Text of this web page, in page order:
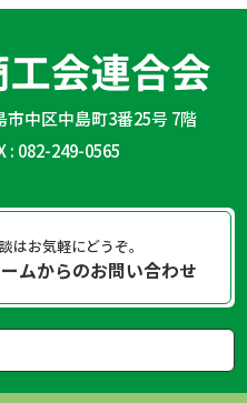
市中区中島町3番25号 7階
: 082-249-0565
はお気軽にどうぞ。
ムからのお問い合わせ